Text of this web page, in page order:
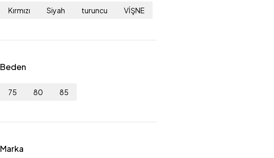
Kırmızı Siyah turuncu VİŞNE
Beden
75 80 85
Marka